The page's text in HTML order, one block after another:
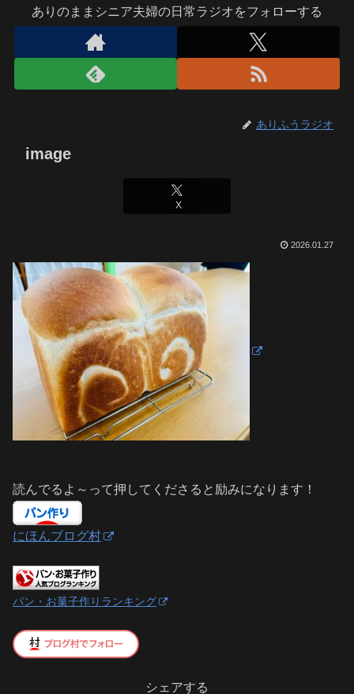
ありのままシニア夫婦の日常ラジオをフォローする
ありふうラジオ
image
X
2026.01.27
読んでるよ～って押してくださると励みになります！
にほんブログ村
パン・お菓子作りランキング
シェアする